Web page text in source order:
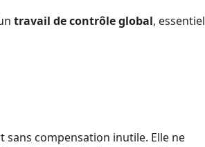
travail de contrôle global, essentiel
sans compensation inutile. Elle ne